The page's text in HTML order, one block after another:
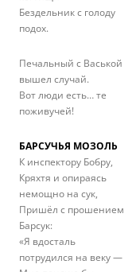
Бездельник с голоду
подох.
Печальный с Васькой
вышел случай.
Вот люди есть… те
поживучей!
БАРСУЧЬЯ МОЗОЛЬ
К инспектору Бобру,
Кряхтя и опираясь
немощно на сук,
Пришёл с прошением
Барсук:
«Я вдосталь
потрудился на веку —